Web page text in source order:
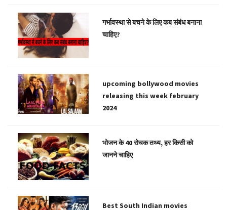
गर्भावस्था से बचने के लिए कब संबंध बनाना
चाहिए?
upcoming bollywood movies
releasing this week february
2024
भोजन के 40 रोचक तथ्य, हर किसी को
जानने चाहिए
Best South Indian movies